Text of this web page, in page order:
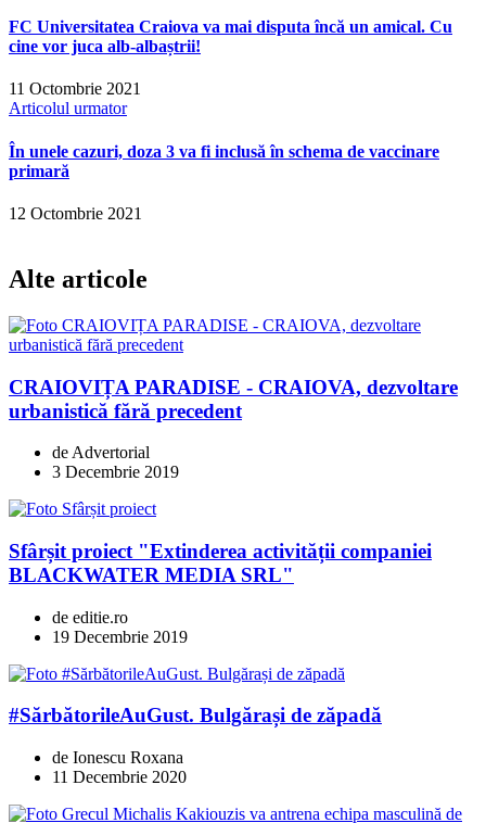
FC Universitatea Craiova va mai disputa încă un amical. Cu
cine vor juca alb-albaștrii!
11 Octombrie 2021
Articolul urmator
În unele cazuri, doza 3 va fi inclusă în schema de vaccinare
primară
12 Octombrie 2021
Alte articole
CRAIOVIȚA PARADISE - CRAIOVA, dezvoltare
urbanistică fără precedent
de Advertorial
3 Decembrie 2019
Sfârșit proiect "Extinderea activității companiei
BLACKWATER MEDIA SRL"
de editie.ro
19 Decembrie 2019
#SărbătorileAuGust. Bulgărași de zăpadă
de Ionescu Roxana
11 Decembrie 2020